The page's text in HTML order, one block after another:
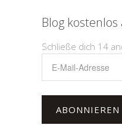
Blog
Schließe dich 14
Mail-
ABONNIEREN